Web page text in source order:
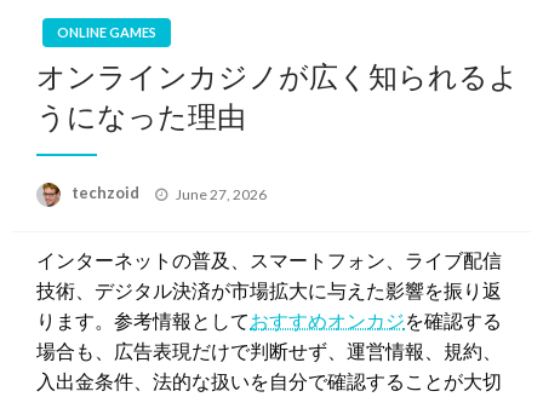
ONLINE GAMES
オンラインカジノが広く知られるよ
うになった理由
techzoid
Posted
June 27, 2026
インターネットの普及、スマートフォン、ライブ配信
技術、デジタル決済が市場拡大に与えた影響を振り返
ります。参考情報としておすすめオンカジを確認する
場合も、広告表現だけで判断せず、運営情報、規約、
入出金条件、法的な扱いを自分で確認することが大切